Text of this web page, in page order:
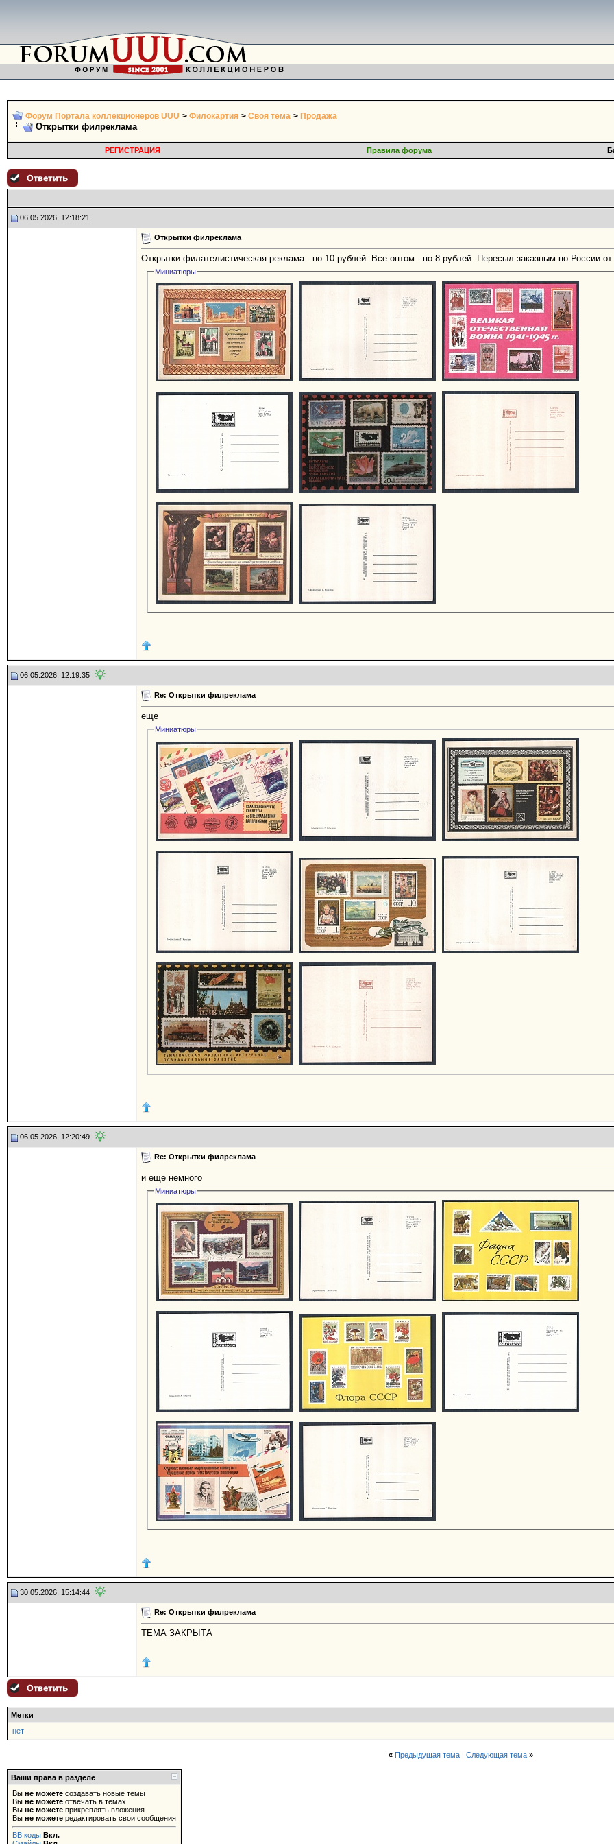
Форум Портала коллекционеров UUU > Филокартия > Своя тема > Продажа
Открытки филреклама
РЕГИСТРАЦИЯ Правила форума
06.05.2026, 12:18:21
Открытки филреклама
Открытки филателистическая реклама - по 10 рублей. Все оптом - по 8 рублей. Пересыл заказным по России от
Миниатюры
06.05.2026, 12:19:35
Re: Открытки филреклама
еще
Миниатюры
06.05.2026, 12:20:49
Re: Открытки филреклама
и еще немного
Миниатюры
30.05.2026, 15:14:44
Re: Открытки филреклама
ТЕМА ЗАКРЫТА
Метки
нет
« Предыдущая тема| Следующая тема »
Ваши права в разделе
Вы не можете создавать новые темы
Вы не можете отвечать в темах
Вы не можете прикреплять вложения
Вы не можете редактировать свои сообщения
BB коды Вкл.